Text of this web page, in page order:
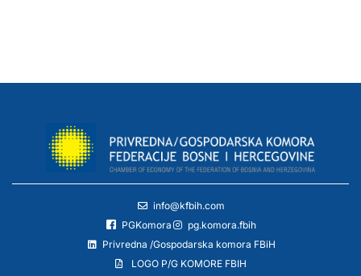
info@kfbih.com
PGKomora
pg.komora.fbih
Privredna /Gospodarska komora FBiH
LOGO P/G KOMORE FBIH